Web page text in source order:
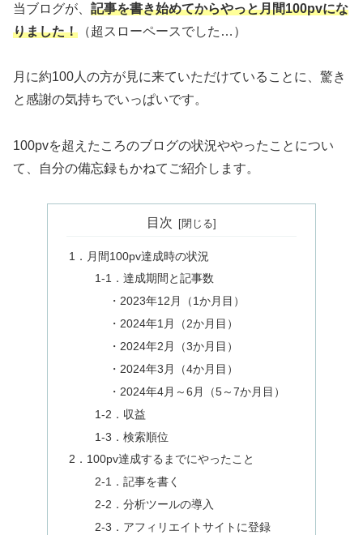
当ブログが、 記事を書き始めてからやっと月間100pvにな
りました！ （超スローペースでした…）
月に約100人の方が見に来ていただけていることに、驚き
と感謝の気持ちでいっぱいです。
100pvを超えたころのブログの状況ややったことについ
て、自分の備忘録もかねてご紹介します。
目次
1．月間100pv達成時の状況
1‐1．達成期間と記事数
・2023年12月（1か月目）
・2024年1月（2か月目）
・2024年2月（3か月目）
・2024年3月（4か月目）
・2024年4月～6月（5～7か月目）
1‐2．収益
1‐3．検索順位
2．100pv達成するまでにやったこと
2‐1．記事を書く
2‐2．分析ツールの導入
2‐3．アフィリエイトサイトに登録